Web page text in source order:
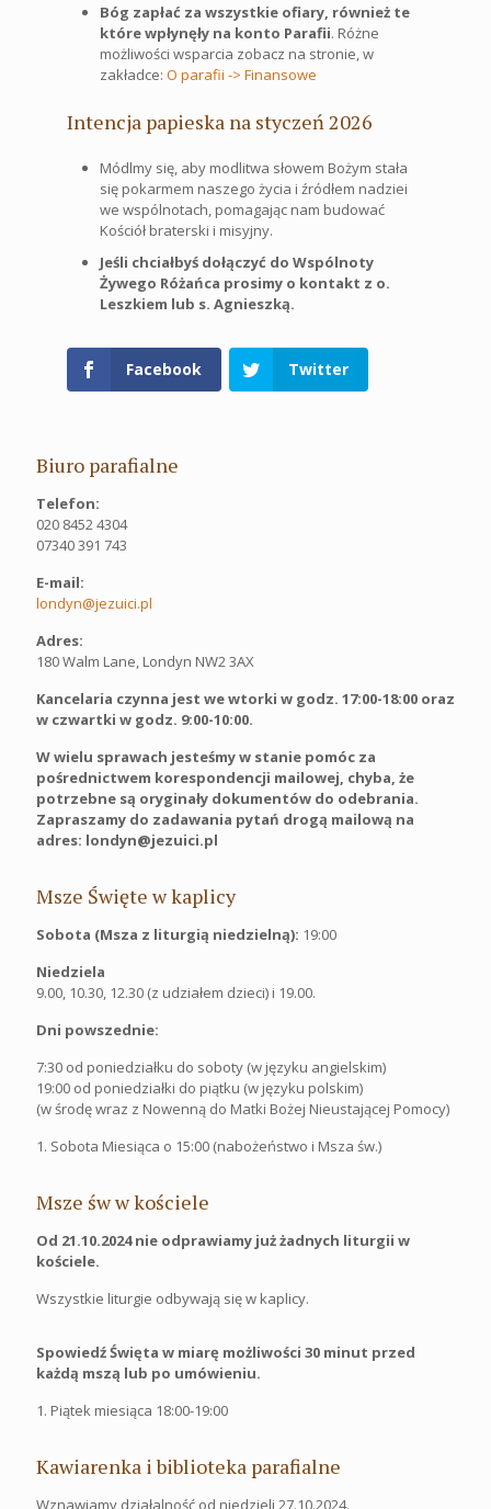
Bóg zapłać za wszystkie ofiary, również te
które wpłynęły na konto Parafii. Różne
możliwości wsparcia zobacz na stronie, w
zakładce:O parafii -> Finansowe
Intencja papieska na styczeń 2026
Módlmy się, aby modlitwa słowem Bożym stała
się pokarmem naszego życia i źródłem nadziei
we wspólnotach, pomagając nam budować
Kościół braterski i misyjny.
Jeśli chciałbyś dołączyć do Wspólnoty
Żywego Różańca prosimy o kontakt z o.
Leszkiem lub s. Agnieszką.
Facebook Twitter
Biuro parafialne
Telefon:
020 8452 4304
07340 391 743
E-mail:
londyn@jezuici.pl
Adres:
180 Walm Lane, Londyn NW2 3AX
Kancelaria czynna jest we wtorki w godz. 17:00-18:00 oraz
w czwartki w godz. 9:00-10:00.
W wielu sprawach jesteśmy w stanie pomóc za
pośrednictwem korespondencji mailowej, chyba, że
potrzebne są oryginały dokumentów do odebrania.
Zapraszamy do zadawania pytań drogą mailową na
adres: londyn@jezuici.pl
Msze Święte w kaplicy
Sobota (Msza z liturgią niedzielną): 19:00
Niedziela
9.00, 10.30, 12.30 (z udziałem dzieci) i 19.00.
Dni powszednie:
7:30 od poniedziałku do soboty (w języku angielskim)
19:00 od poniedziałki do piątku (w języku polskim)
(w środę wraz z Nowenną do Matki Bożej Nieustającej Pomocy)
1. Sobota Miesiąca o 15:00 (nabożeństwo i Msza św.)
Msze św w kościele
Od 21.10.2024 nie odprawiamy już żadnych liturgii w
kościele.
Wszystkie liturgie odbywają się w kaplicy.
Spowiedź Święta w miarę możliwości 30 minut przed
każdą mszą lub po umówieniu.
1. Piątek miesiąca 18:00-19:00
Kawiarenka i biblioteka parafialne
Wznawiamy działalność od niedzieli 27.10.2024.